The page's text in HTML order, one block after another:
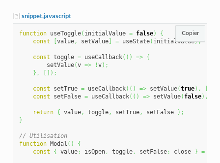
snippet.javascript
function useToggle( initialValue = false)
{
const
[value, setValue] = useState( initialValue);
const toggle = useCallback( ( ) =>
{
        setValue
(v => !v) ;
} , [ ] ) ;
const setTrue = useCallback( ( ) => setValue(true) , [
const setFalse = useCallback( ( ) => setValue( false) ,
return { value, toggle, setTrue, setFalse } ;
}
// Utilisation
function Modal ( )
{
const
{ value: isOpen, toggle, setFalse: close } =
Copier